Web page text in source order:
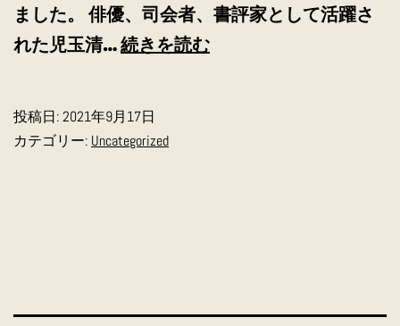
ました。 俳優、司会者、書評家として活躍さ
れた児玉清…続きを読む空
投稿日:2021年9月17日
カテゴリー: Uncategorized